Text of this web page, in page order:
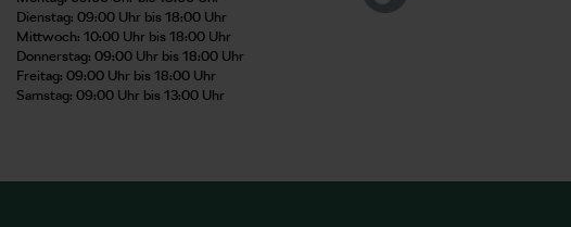
Dienstag: 09:00 Uhr bis 18:00 Uhr
Mittwoch: 10:00 Uhr bis 18:00 Uhr
Donnerstag: 09:00 Uhr bis 18:00 Uhr
Freitag: 09:00 Uhr bis 18:00 Uhr
Samstag: 09:00 Uhr bis 13:00 Uhr